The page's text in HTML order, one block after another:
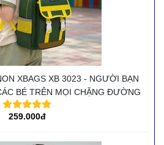
XBAGS XB 3023 - NGƯỜI BẠN
BÉ TRÊN MỌI CHẶNG ĐƯỜNG
259.000đ